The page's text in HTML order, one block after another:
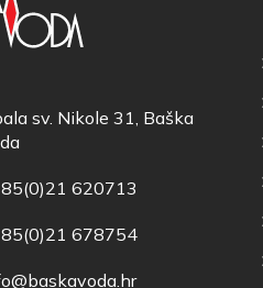
sv. Nikole 31, Baška
620713
678754